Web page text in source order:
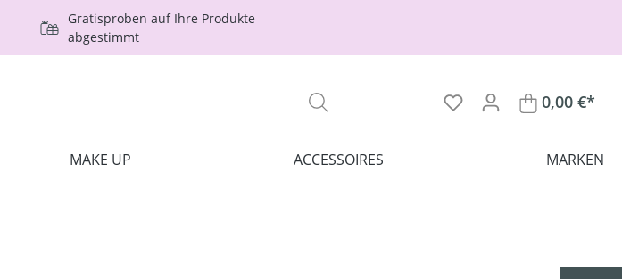
Gratisproben auf Ihre Produkte
abgestimmt
0,00 €*
MAKE UP ACCESSOIRES MARKEN